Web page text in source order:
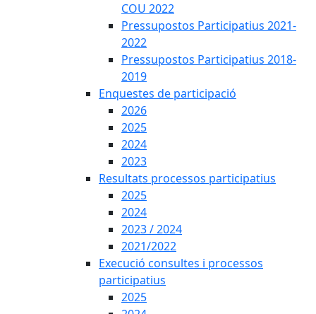
COU 2022
Pressupostos Participatius 2021-
2022
Pressupostos Participatius 2018-
2019
Enquestes de participació
2026
2025
2024
2023
Resultats processos participatius
2025
2024
2023 / 2024
2021/2022
Execució consultes i processos
participatius
2025